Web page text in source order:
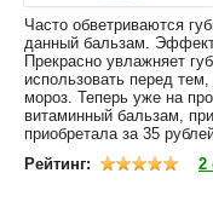
Часто обветриваются
данный бальзам. Эффект
Прекрасно увлажняет
использовать перед
мороз. Теперь уже на
витаминный бальзам,
приобретала за 35
Рейтинг:
2